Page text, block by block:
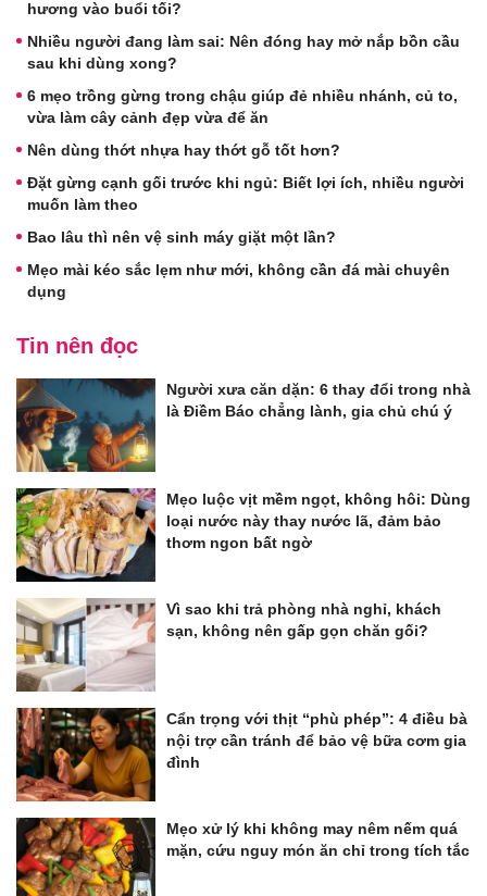
hương vào buổi tối?
Nhiều người đang làm sai: Nên đóng hay mở nắp bồn cầu
sau khi dùng xong?
6 mẹo trồng gừng trong chậu giúp đẻ nhiều nhánh, củ to,
vừa làm cây cảnh đẹp vừa để ăn
Nên dùng thớt nhựa hay thớt gỗ tốt hơn?
Đặt gừng cạnh gối trước khi ngủ: Biết lợi ích, nhiều người
muốn làm theo
Bao lâu thì nên vệ sinh máy giặt một lần?
Mẹo mài kéo sắc lẹm như mới, không cần đá mài chuyên
dụng
Tin nên đọc
Người xưa căn dặn: 6 thay đổi trong nhà
là Điềm Báo chẳng lành, gia chủ chú ý
Mẹo luộc vịt mềm ngọt, không hôi: Dùng
loại nước này thay nước lã, đảm bảo
thơm ngon bất ngờ
Vì sao khi trả phòng nhà nghỉ, khách
sạn, không nên gấp gọn chăn gối?
Cẩn trọng với thịt “phù phép”: 4 điều bà
nội trợ cần tránh để bảo vệ bữa cơm gia
đình
Mẹo xử lý khi không may nêm nếm quá
mặn, cứu nguy món ăn chỉ trong tích tắc